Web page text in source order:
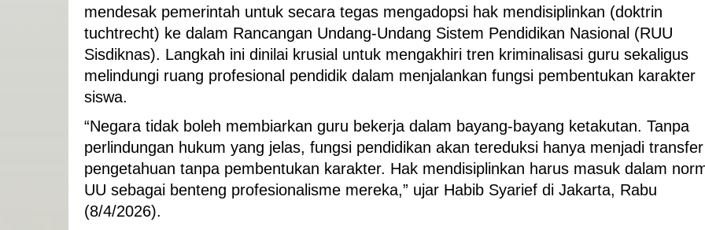
mendesak pemerintah untuk secara tegas mengadopsi hak mendisiplinkan (doktrin
tuchtrecht) ke dalam Rancangan Undang-Undang Sistem Pendidikan Nasional (RUU
Sisdiknas). Langkah ini dinilai krusial untuk mengakhiri tren kriminalisasi guru sekaligus
melindungi ruang profesional pendidik dalam menjalankan fungsi pembentukan karakter
siswa.
“Negara tidak boleh membiarkan guru bekerja dalam bayang-bayang ketakutan. Tanpa
perlindungan hukum yang jelas, fungsi pendidikan akan tereduksi hanya menjadi transfer
pengetahuan tanpa pembentukan karakter. Hak mendisiplinkan harus masuk dalam
UU sebagai benteng profesionalisme mereka,” ujar Habib Syarief di Jakarta, Rabu
(8/4/2026).